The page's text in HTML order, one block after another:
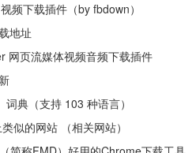
频下载插件（by fbdown）
地址
网页流媒体视频音频下载插件
典（支持 103 种语言）
似的网站 （相关网站）